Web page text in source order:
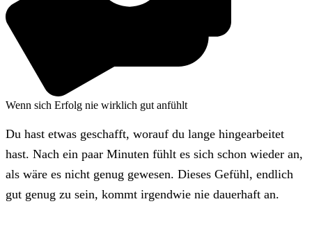
Wenn sich Erfolg nie wirklich gut anfühlt
Du hast etwas geschafft, worauf du lange hingearbeitet
hast. Nach ein paar Minuten fühlt es sich schon wieder an,
als wäre es nicht genug gewesen. Dieses Gefühl, endlich
gut genug zu sein, kommt irgendwie nie dauerhaft an.